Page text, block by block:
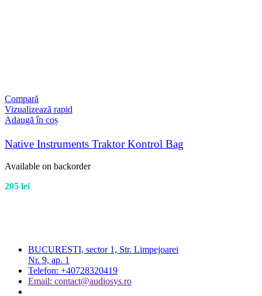
Compară
Vizualizează rapid
Adaugă în coș
Native Instruments Traktor Kontrol Bag
Available on backorder
205 lei
BUCURESTI, sector 1, Str. Limpejoarei
Nr. 9, ap. 1
Telefon: +40728320419
Email: contact@audiosys.ro